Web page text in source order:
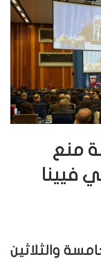
منع
فيينا
والثلاثين